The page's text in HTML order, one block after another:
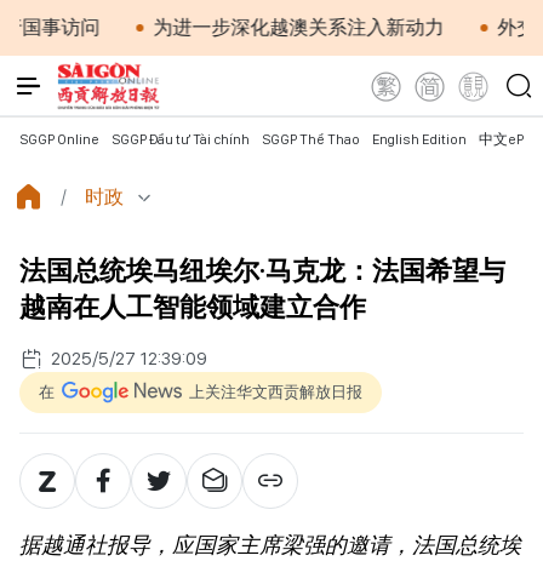
为进一步深化越澳关系注入新动力 外交部长黎怀忠
SGGP Online SGGP Đầu tư Tài chính SGGP Thể Thao English Edition 中文
时政
法国总统埃马纽埃尔·马克龙：法国希望与
越南在人工智能领域建立合作
2025/5/27 12:39:09
在 上关注华文西贡解放日报
据越通社报导，应国家主席梁强的邀请，法国总统埃